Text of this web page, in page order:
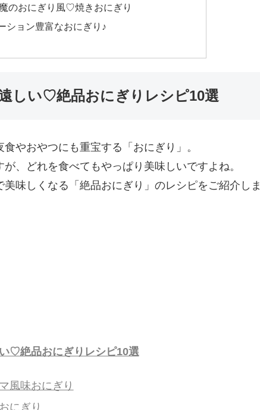
のおにぎり風♡焼きおにぎり
ション豊富なおにぎり♪
しい♡絶品おにぎりレシピ10選
やおやつにも重宝する「おにぎり」。
、どれを食べてもやっぱり美味しいですよね。
味しくなる「絶品おにぎり」のレシピをご紹介しま
♡絶品おにぎりレシピ10選
風味おにぎり
にぎり